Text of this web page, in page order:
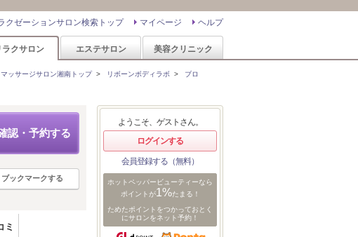
ヘルプ
マイページ
クゼーションサロン検索トップ
ラクサロン エステサロン 美容クリニック
ッサージサロン湘南トップ> リボーンボディラボ > ブロ
認・予約する
ブックマークする
ミ
ようこそ、ゲストさん。
ログインする
会員登録する（無料）
ホットペッパービューティーなら
ポイントが1%たまる！
ためたポイントをつかっておとく
にサロンをネット予約！